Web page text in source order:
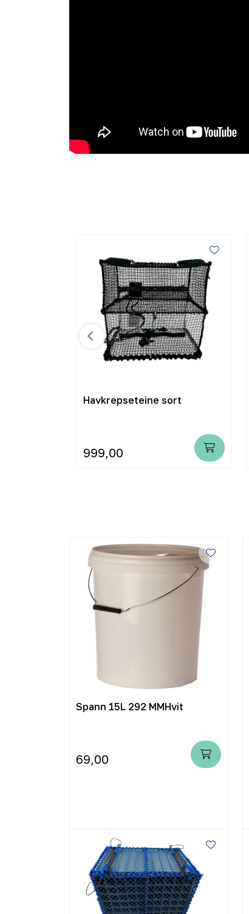
Havkrepseteine sort
999,00
Spann 15L 292 MMHvit
69,00